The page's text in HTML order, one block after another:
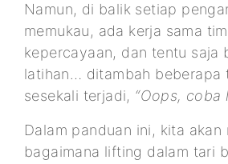
Namun, di balik setiap
memukau, ada kerja sama
kepercayaan, dan tentu saja
latihan… ditambah beberapa
sesekali terjadi, “Oops, coba
Dalam panduan ini, kita akan
bagaimana lifting dalam tari